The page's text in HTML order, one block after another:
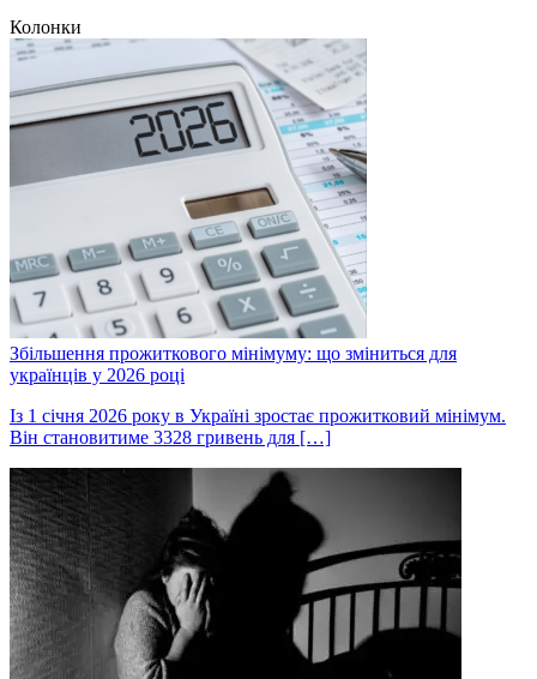
Колонки
Збільшення прожиткового мінімуму: що зміниться для
українців у 2026 році
Із 1 січня 2026 року в Україні зростає прожитковий мінімум.
Він становитиме 3328 гривень для […]